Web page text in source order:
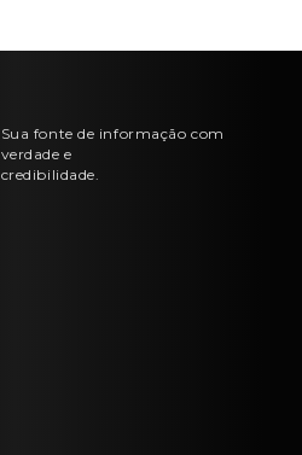
Sua fonte de informação com
verdade e
credibilidade.